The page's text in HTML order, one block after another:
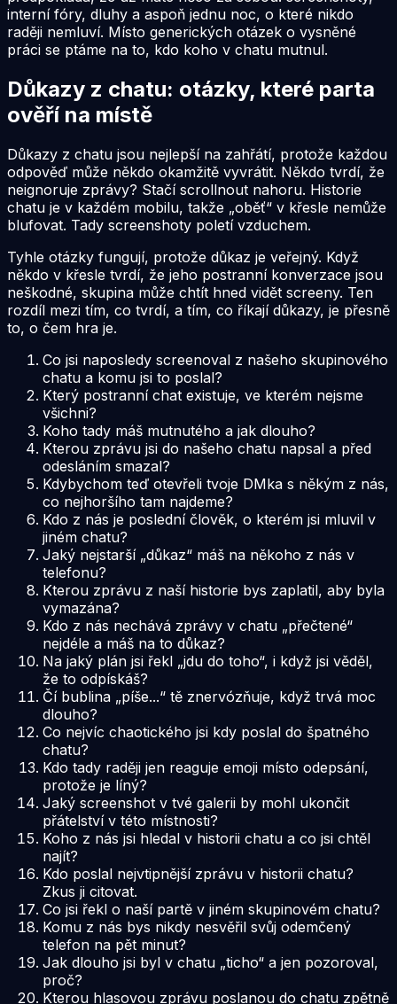
interní fóry, dluhy a aspoň jednu noc, o které nikdo
raději nemluví. Místo generických otázek o vysněné
práci se ptáme na to, kdo koho v chatu mutnul.
Důkazy z chatu: otázky, které parta
ověří na místě
Důkazy z chatu jsou nejlepší na zahřátí, protože každou
odpověď může někdo okamžitě vyvrátit. Někdo tvrdí, že
neignoruje zprávy? Stačí scrollnout nahoru. Historie
chatu je v každém mobilu, takže „oběť“ v křesle nemůže
blufovat. Tady screenshoty poletí vzduchem.
Tyhle otázky fungují, protože důkaz je veřejný. Když
někdo v křesle tvrdí, že jeho postranní konverzace jsou
neškodné, skupina může chtít hned vidět screeny. Ten
rozdíl mezi tím, co tvrdí, a tím, co říkají důkazy, je přesně
to, o čem hra je.
Co jsi naposledy screenoval z našeho skupinového
chatu a komu jsi to poslal?
Který postranní chat existuje, ve kterém nejsme
všichni?
Koho tady máš mutnutého a jak dlouho?
Kterou zprávu jsi do našeho chatu napsal a před
odesláním smazal?
Kdybychom teď otevřeli tvoje DMka s někým z nás,
co nejhoršího tam najdeme?
Kdo z nás je poslední člověk, o kterém jsi mluvil v
jiném chatu?
Jaký nejstarší „důkaz“ máš na někoho z nás v
telefonu?
Kterou zprávu z naší historie bys zaplatil, aby byla
vymazána?
Kdo z nás nechává zprávy v chatu „přečtené“
nejdéle a máš na to důkaz?
Na jaký plán jsi řekl „jdu do toho“, i když jsi věděl,
že to odpískáš?
Čí bublina „píše...“ tě znervózňuje, když trvá moc
dlouho?
Co nejvíc chaotického jsi kdy poslal do špatného
chatu?
Kdo tady raději jen reaguje emoji místo odepsání,
protože je líný?
Jaký screenshot v tvé galerii by mohl ukončit
přátelství v této místnosti?
Koho z nás jsi hledal v historii chatu a co jsi chtěl
najít?
Kdo poslal nejvtipnější zprávu v historii chatu?
Zkus ji citovat.
Co jsi řekl o naší partě v jiném skupinovém chatu?
Komu z nás bys nikdy nesvěřil svůj odemčený
telefon na pět minut?
Jak dlouho jsi byl v chatu „ticho“ a jen pozoroval,
proč?
Kterou hlasovou zprávu poslanou do chatu zpětně